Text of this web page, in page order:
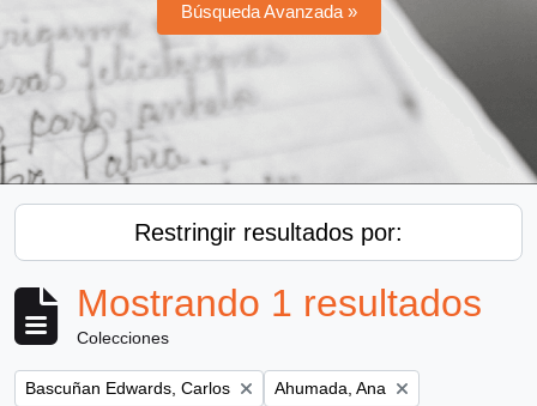
Búsqueda Avanzada »
Restringir resultados por:
Mostrando 1 resultados
Colecciones
Remove filter:
Bascuñan Edwards, Carlos Remove filter:
Ahumada, Ana